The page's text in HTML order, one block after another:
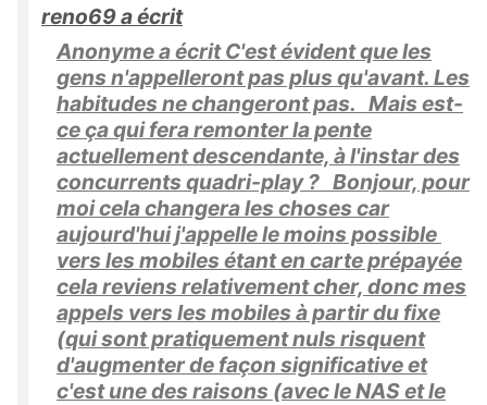
reno69 a écrit
Anonyme a écrit C'est évident que les
gens n'appelleront pas plus qu'avant. Les
habitudes ne changeront pas. Mais est-
ce ça qui fera remonter la pente
actuellement descendante, à l'instar des
concurrents quadri-play ? Bonjour, pour
moi cela changera les choses car
aujourd'hui j'appelle le moins possible
vers les mobiles étant en carte prépayée
cela reviens relativement cher, donc mes
appels vers les mobiles à partir du fixe
(qui sont pratiquement nuls risquent
d'augmenter de façon significative et
c'est une des raisons (avec le NAS et le